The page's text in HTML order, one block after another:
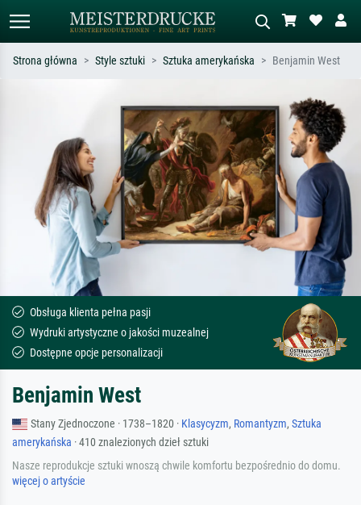
Szukaj wg artysty, tytułu lub stylu – np.
Monet, Gwiaździsta noc,
impresjonizm, fala Hokusaia, akt.
Opisz scenę – np. zielona łąka,
abstrakcja z czerwienią, ciemny olej,
stojący akt obok drzewa.
Strona główna Style sztuki Sztuka amerykańska Benjamin West
Obsługa klienta pełna pasji
Wydruki artystyczne o jakości muzealnej
Dostępne opcje personalizacji
Benjamin West
Stany Zjednoczone · 1738–1820 · Klasycyzm, Romantyzm,Sztuka
amerykańska · 410 znalezionych dzieł sztuki
Nasze reprodukcje sztuki wnoszą chwile komfortu bezpośrednio do domu.
więcej o artyście